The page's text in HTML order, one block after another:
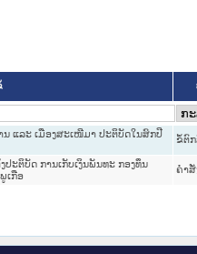
ແລະ ເມືອງສະເໜີມາ ປະຕິບັດໃນສົກປີ
ຂໍ້ຕົກ
ະຕິບັດ ການເກັບເງິນພັນທະ ກອງທຶນ
ເກືອ
ຄໍາສັ່